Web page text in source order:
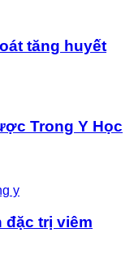
tăng huyết
Trong Y Học
đặc trị viêm